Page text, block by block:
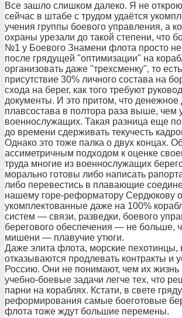
Все зашло слишком далеко. Я не
сейчас в штабе с трудом удаётся
учения группы боевого управления, а
охраны урезали до такой степени, что
№1 у Боевого Знамени флота просто
после грядущей "оптимизации" на
организовать даже "трехсменку", то
присутствие 30% личного состава на
схода на берег, как того требуют
документы. И это притом, что денежное
плавсостава в полтора раза выше, чем
военнослужащих. Такая разница еще
до времени сдерживать текучесть
Однако это тоже палка о двух концах.
ассиметричным подходом к оценке
труда многие из военнослужащих
морально готовы либо написать
либо перевестись в плавающие
нашему горе-реформатору Сердюкову
укомплектованные даже на 100%
систем — связи, разведки, боевого
берегового обеспечения — не больше,
мишени — плавучие утюги.
Даже элита флота, морские пехотинцы,
отказываются продлевать контракты и
Россию. Они не понимают, чем их жизнь
учебно-боевые задачи легче тех, что
парни на кораблях. Кстати, в свете
реформирования самые боеготовые
флота тоже ждут большие перемены.